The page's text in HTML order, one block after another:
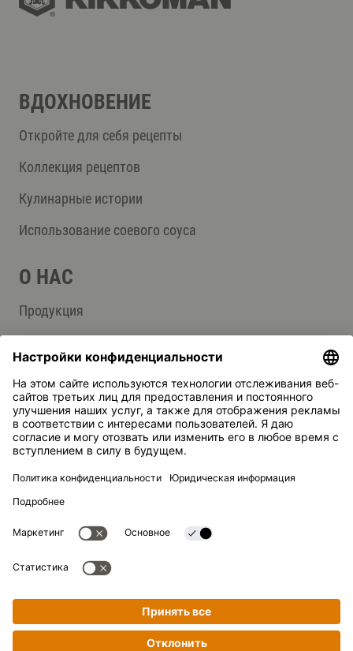
ВДОХНОВЕНИЕ
Откройте для себя рецепты
Коллекция рецептов
Кулинарные истории
Использование соевого соуса
О НАС
Продукция
СЛУЖБА ПОДДЕРЖКИ
Ответы на вопросы
Контакты
Kikkoman — зарегистрированная торговая марка Kikkoman
© Kikkoman Trading Europe GmbH 2023 – 2026
Номер в коммерческом реестре: HRB 35856 (в Окружном
суде города Дюссельдорф)
Настройки конфиденциальности